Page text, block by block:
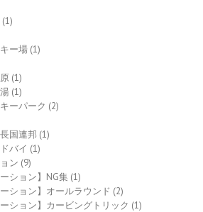
(1)
ー場 (1)
(1)
(1)
ーパーク (2)
国連邦 (1)
バイ (1)
ン (9)
ション】NG集 (1)
ーション】オールラウンド (2)
ーション】カービングトリック (1)